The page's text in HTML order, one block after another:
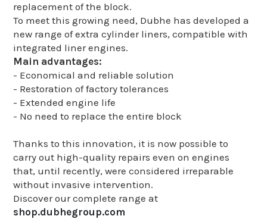
replacement of the block.
To meet this growing need, Dubhe has developed a
new range of extra cylinder liners, compatible with
integrated liner engines.
Main advantages:
- Economical and reliable solution
- Restoration of factory tolerances
- Extended engine life
- No need to replace the entire block
Thanks to this innovation, it is now possible to
carry out high-quality repairs even on engines
that, until recently, were considered irreparable
without invasive intervention.
Discover our complete range at
shop.dubhegroup.com